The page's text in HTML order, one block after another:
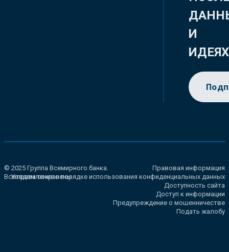
И
ИДЕЯХ
© 2025 Группа Всемирного банка.
Все права сохранены.
Правовая информация
Уведомление о порядке использования конфиденциальных данных
Доступность сайта
Доступ к информации
Предупреждение о мошенничестве
Подать жалобу